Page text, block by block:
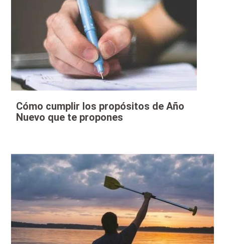
Cómo cumplir los propósitos de Año
Nuevo que te propones